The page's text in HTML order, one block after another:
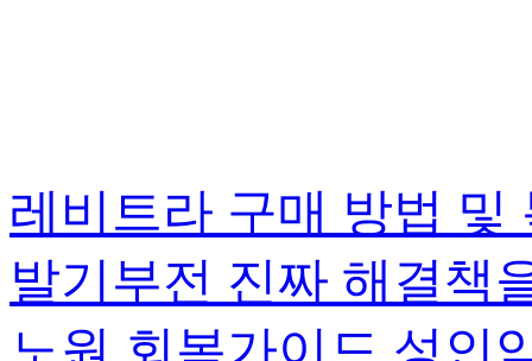
레비트라 구매 방법 및
발기부전 진짜 해결책
노원 회복가이드 성인